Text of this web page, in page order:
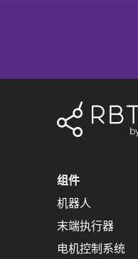
组件
机器人
末端执行器
电机控制系统